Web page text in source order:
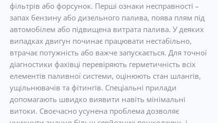
фільтрів або форсунок. Перші ознаки несправності –
запах бензину або дизельного палива, поява плям під
автомобілем або підвищена витрата палива. У деяких
випадках двигун починає працювати нестабільно,
втрачає потужність або важче запускається. Для точної
діагностики фахівці перевіряють герметичність всіх
елементів паливної системи, оцінюють стан шлангів,
ущільнювачів та фітингів. Спеціальні прилади
допомагають швидко виявити навіть мінімальні
витоки. Своєчасно усунена проблема дозволяє